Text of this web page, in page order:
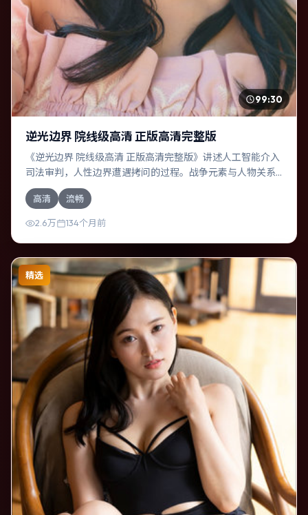
99:30
逆光边界 院线级高清 正版高清完整版
《逆光边界 院线级高清 正版高清完整版》讲述人工智能介入
司法审判，人性边界遭遇拷问的过程。战争元素与人物关系
相互咬合，奥卡菲娜、苍井优的对手戏尤为出彩。导演郭帆
善于在长镜头中积蓄张力，本片亦在中国大陆实地取景，增
强真实质感。
高清 流畅
2.6万 134个月前
精选